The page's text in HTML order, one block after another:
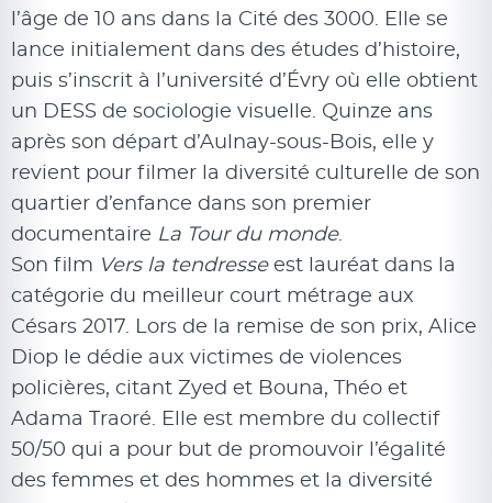
l’âge de 10 ans dans la Cité des 3000. Elle se
lance initialement dans des études d’histoire,
puis s’inscrit à l’université d’Évry où elle obtient
un DESS de sociologie visuelle. Quinze ans
après son départ d’Aulnay-sous-Bois, elle y
revient pour filmer la diversité culturelle de son
quartier d’enfance dans son premier
documentaire La Tour du monde.
Son film Vers la tendresseest lauréat dans la
catégorie du meilleur court métrage aux
Césars 2017. Lors de la remise de son prix, Alice
Diop le dédie aux victimes de violences
policières, citant Zyed et Bouna, Théo et
Adama Traoré. Elle est membre du collectif
50/50 qui a pour but de promouvoir l’égalité
des femmes et des hommes et la diversité